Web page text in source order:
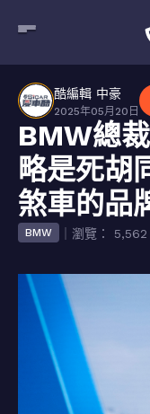
酷編輯 中豪
2025年05月20日
BMW總
略是死胡
煞車的品
BMW ｜瀏覽： 5,562